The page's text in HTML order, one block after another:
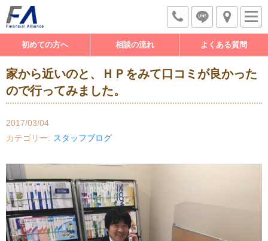
初めての方へ 相談の流れ よくある質問
家から近いのと、ＨＰをみて口コミが良かった
ので行ってみました。
2017/03/04
カテゴリー
スタッフブログ